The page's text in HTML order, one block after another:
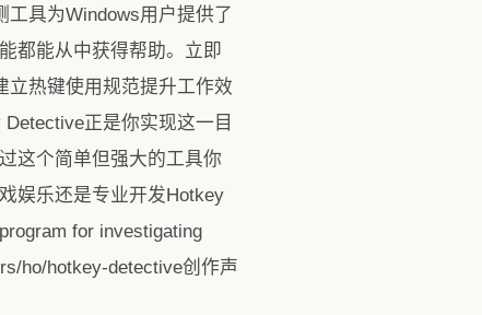
具为Windows用户提供了
都能从中获得帮助。立即
立热键使用规范提升工作效
正是你实现这一目
这个简单但强大的工具你
娱乐还是专业开发Hotkey
for investigating
ho/hotkey-detective创作声